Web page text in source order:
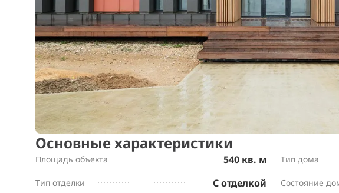
Основные характеристики
Площадь объекта 540 кв. м Тип дома
Тип отделки С отделкой Состояние